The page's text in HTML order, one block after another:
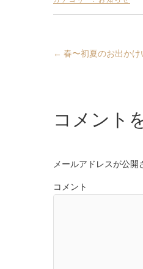
← 春〜初夏のお出か
コメント
メールアドレスが公開
コメント